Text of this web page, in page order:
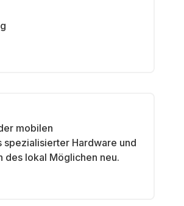
mobilen
spezialisierter Hardware und
des lokal Möglichen neu.